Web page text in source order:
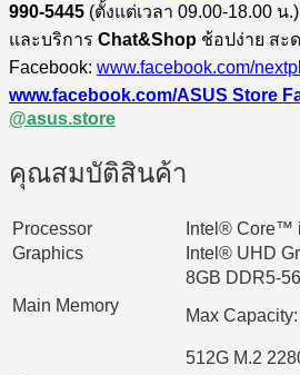
990-5445 (ตั้งแต่เวลา 09.00-18.00 น.)
และบริการ Chat&Shop ช้อปง่าย สะ
Facebook: www.facebook.com/
www.facebook.com/ASUS Store
@asus.store
คุณสมบัติสินค้า
Processor
Intel® Core™
Graphics
Intel® UHD
Main Memory
8GB DDR5-
Max
512G M.2